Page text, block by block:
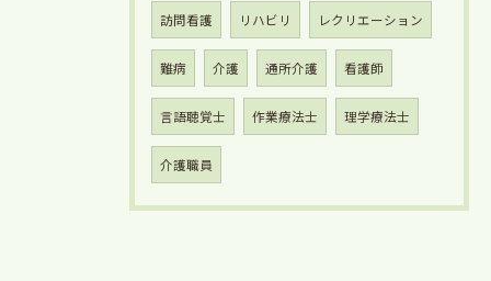
訪問看護 リハビリ レクリエーション
難病 介護 通所介護 看護師
言語聴覚士 作業療法士 理学療法士
介護職員